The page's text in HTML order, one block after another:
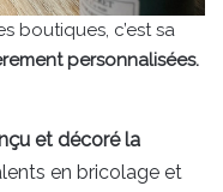
boutiques, c’est sa
personnalisées.
et décoré la
en bricolage et